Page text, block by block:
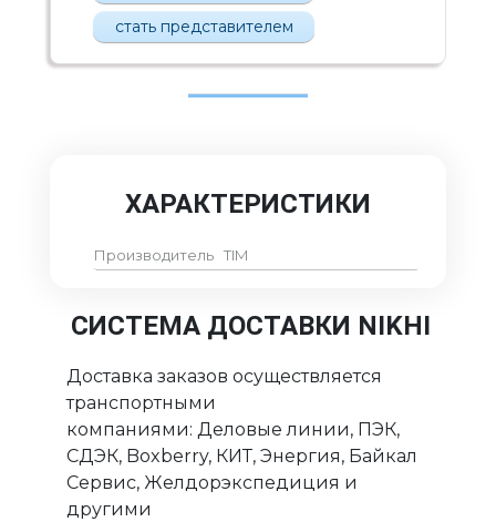
стать представителем
ХАРАКТЕРИСТИКИ
Производитель TIM
СИСТЕМА ДОСТАВКИ NIKHI
Доставка заказов осуществляется
транспортными
компаниями: Деловые линии, ПЭК,
СДЭК, Boxberry, КИТ, Энергия, Байкал
Сервис, Желдорэкспедиция и
другими